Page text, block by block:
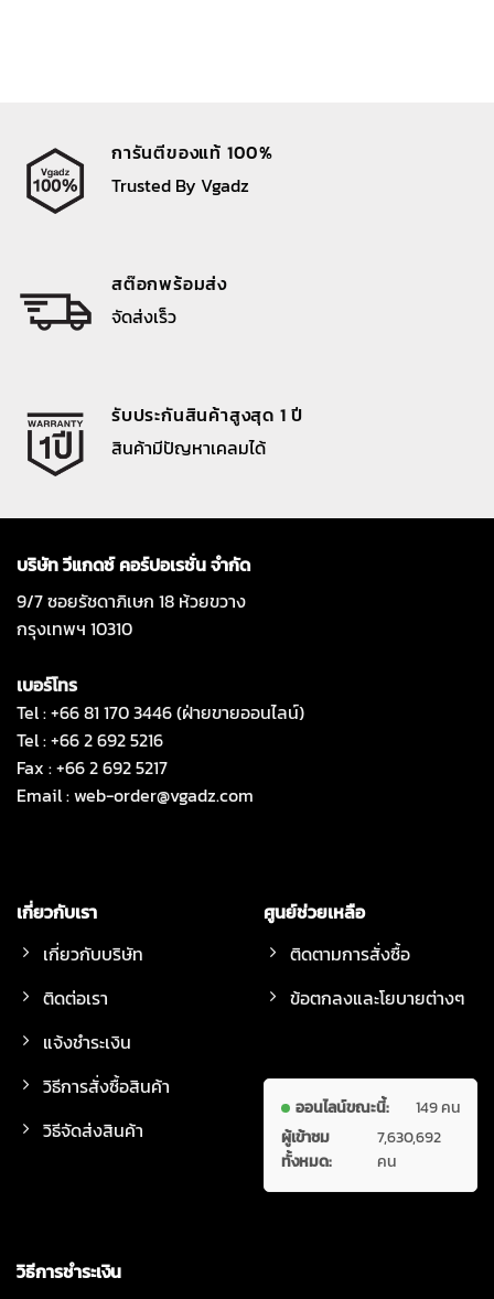
การันตีของแท้ 100%
Trusted By Vgadz
สต๊อกพร้อมส่ง
จัดส่งเร็ว
รับประกันสินค้าสูงสุด 1 ปี
สินค้ามีปัญหาเคลมได้
บริษัท วีแกดซ์ คอร์ปอเรชั่น จำกัด
9/7 ซอยรัชดาภิเษก 18 ห้วยขวาง
กรุงเทพฯ 10310
เบอร์โทร
Tel : +66 81 170 3446 (ฝ่ายขายออนไลน์)
Tel : +66 2 692 5216
Fax : +66 2 692 5217
Email :web-order@vgadz.com
เกี่ยวกับเรา
เกี่ยวกับบริษัท
ติดต่อเรา
แจ้งชำระเงิน
วิธีการสั่งซื้อสินค้า
วิธีจัดส่งสินค้า
ศูนย์ช่วยเหลือ
ติดตามการสั่งซื้อ
ข้อตกลงและโยบายต่างๆ
ออนไลน์ขณะนี้:
149 คน
ผู้เข้าชม
ทั้งหมด:
7,630,692
คน
วิธีการชำระเงิน